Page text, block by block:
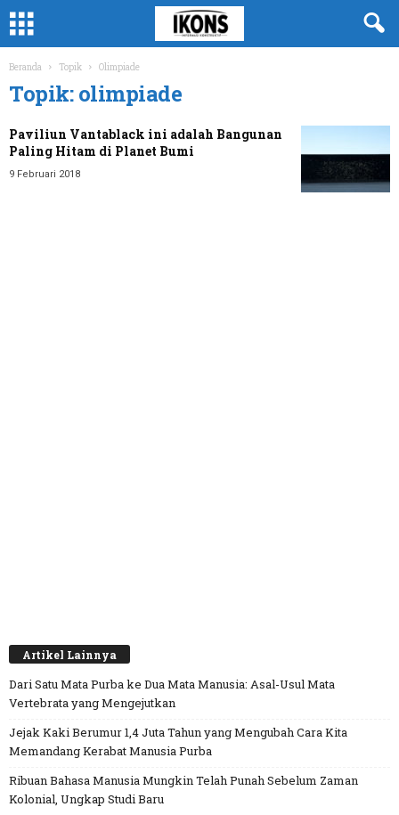
Beranda Topik Olimpiade
Topik: olimpiade
Paviliun Vantablack ini adalah Bangunan
Paling Hitam di Planet Bumi
9 Februari 2018
Artikel Lainnya
Dari Satu Mata Purba ke Dua Mata Manusia: Asal-Usul Mata
Vertebrata yang Mengejutkan
Jejak Kaki Berumur 1,4 Juta Tahun yang Mengubah Cara Kita
Memandang Kerabat Manusia Purba
Ribuan Bahasa Manusia Mungkin Telah Punah Sebelum Zaman
Kolonial, Ungkap Studi Baru